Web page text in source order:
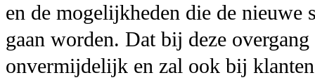
en de mogelijkheden die de nieuwe
gaan worden. Dat bij deze
onvermijdelijk en zal ook bij